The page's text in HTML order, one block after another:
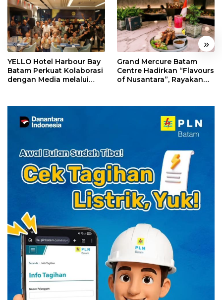
« »
YELLO Hotel Harbour Bay
Batam Perkuat Kolaborasi
dengan Media melalui
Grand Mercure Batam
Centre Hadirkan “Flavours
of Nusantara”, Rayakan